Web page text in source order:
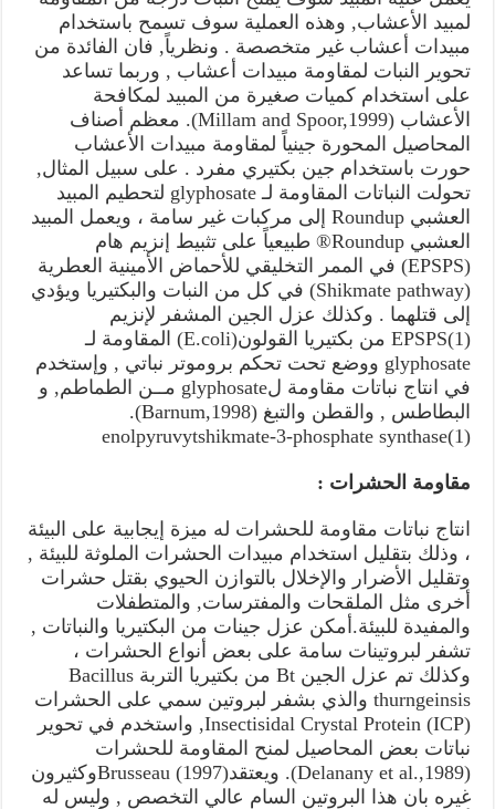
لمبيد الأعشاب, وهذه العملية سوف تسمح باستخدام
مبيدات أعشاب غير متخصصة . ونظرياً, فان الفائدة من
تحوير النبات لمقاومة مبيدات أعشاب , وربما تساعد
على استخدام كميات صغيرة من المبيد لمكافحة
الأعشاب (Millam and Spoor,1999). معظم أصناف
المحاصيل المحورة جينياً لمقاومة مبيدات الأعشاب
حورت باستخدام جين بكتيري مفرد . على سبيل المثال,
تحولت النباتات المقاومة لـ glyphosate لتحطيم المبيد
العشبي Roundup إلى مركبات غير سامة ، ويعمل المبيد
العشبي Roundup® طبيعياً على تثبيط إنزيم هام
(EPSPS) في الممر التخليقي للأحماض الأمينية العطرية
(Shikmate pathway) في كل من النبات والبكتيريا ويؤدي
إلى قتلهما . وكذلك عزل الجين المشفر لإنزيم
(1)EPSPS من بكتيريا القولون(E.coli) المقاومة لـ
glyphosate ووضع تحت تحكم بروموتر نباتي , وإستخدم
في انتاج نباتات مقاومة لglyphosate مــن الطماطم, و
البطاطس , والقطن والتبغ (Barnum,1998).
enolpyruvytshikmate-3-phosphate synthase(1)
مقاومة الحشرات :
انتاج نباتات مقاومة للحشرات له ميزة إيجابية على البيئة
، وذلك بتقليل استخدام مبيدات الحشرات الملوثة للبيئة ,
وتقليل الأضرار والإخلال بالتوازن الحيوي بقتل حشرات
أخرى مثل الملقحات والمفترسات, والمتطفلات
والمفيدة للبيئة.أمكن عزل جينات من البكتيريا والنباتات ,
تشفر لبروتينات سامة على بعض أنواع الحشرات ،
وكذلك تم عزل الجين Bt من بكتيريا التربة Bacillus
thurngeinsis والذي بشفر لبروتين سمي على الحشرات
Insectisidal Crystal Protein (ICP), واستخدم في تحوير
نباتات بعض المحاصيل لمنح المقاومة للحشرات
(Delanany et al.,1989). ويعتقدBrusseau (1997)وكثيرون
غيره بان هذا البروتين السام عالي التخصص , وليس له